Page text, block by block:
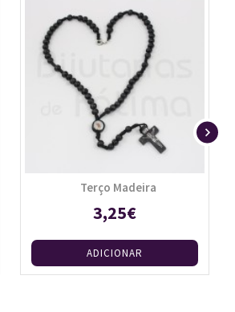
Terço Madeira
3,25€
ADICIONAR